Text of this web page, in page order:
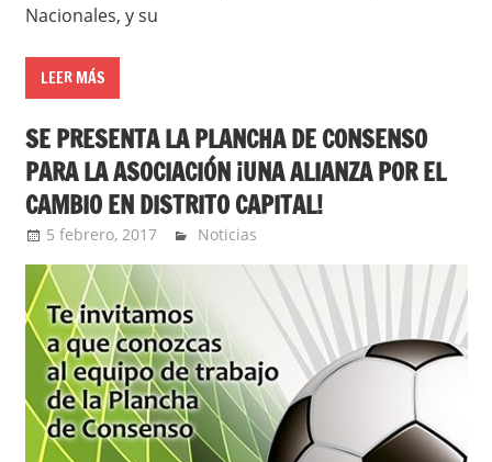
Nacionales, y su
LEER MÁS
SE PRESENTA LA PLANCHA DE CONSENSO
PARA LA ASOCIACIÓN ¡UNA ALIANZA POR EL
CAMBIO EN DISTRITO CAPITAL!
5 febrero, 2017 admin
Noticias